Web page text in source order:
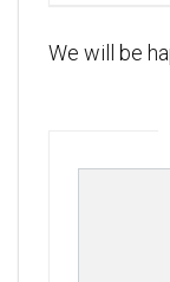
We will be